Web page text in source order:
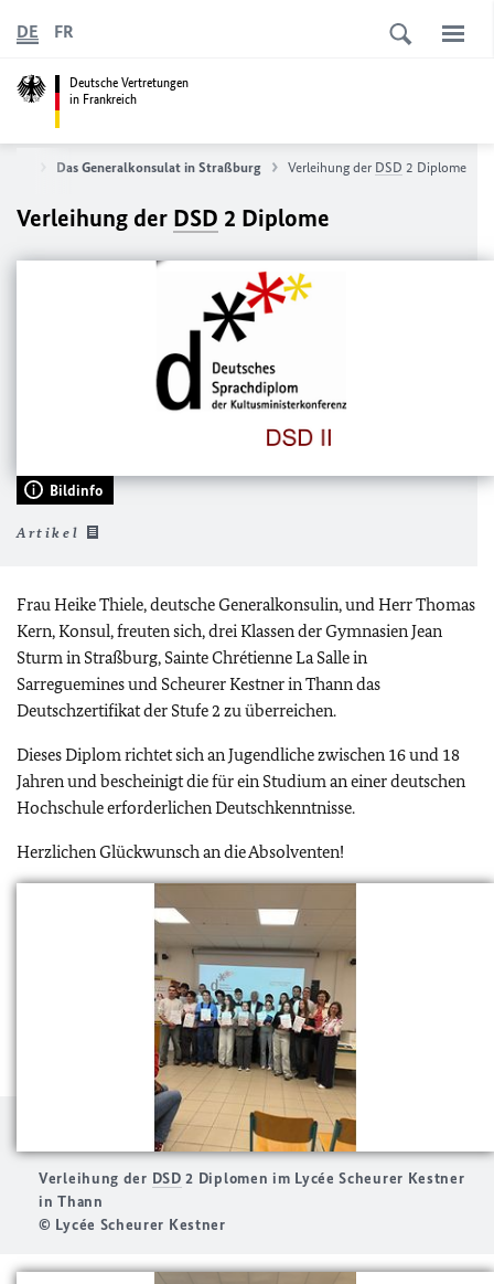
Deutsche Vertretungen
in Frankreich
DE FR
Das Generalkonsulat in Straßburg Verleihung der DSD 2 Diplome
Verleihung der DSD 2 Diplome
Bildinfo
Artikel
Frau Heike Thiele, deutsche Generalkonsulin, und Herr Thomas
Kern, Konsul, freuten sich, drei Klassen der Gymnasien Jean
Sturm in Straßburg, Sainte Chrétienne La Salle in
Sarreguemines und Scheurer Kestner in Thann das
Deutschzertifikat der Stufe 2 zu überreichen.
Dieses Diplom richtet sich an Jugendliche zwischen 16 und 18
Jahren und bescheinigt die für ein Studium an einer deutschen
Hochschule erforderlichen Deutschkenntnisse.
Herzlichen Glückwunsch an die Absolventen!
Verleihung der DSD 2 Diplomen im Lycée Scheurer Kestner
in Thann
© Lycée Scheurer Kestner